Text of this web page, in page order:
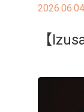
2026.06.04
【